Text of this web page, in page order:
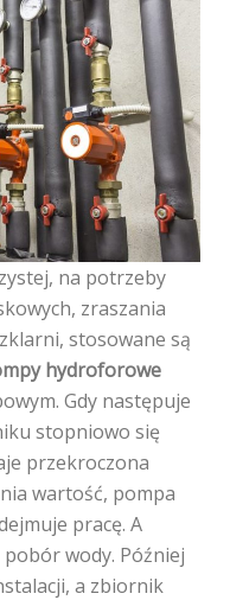
na potrzeby
zraszania
stosowane są
hydroforowe
Gdy następuje
stopniowo się
przekroczona
wartość, pompa
pracę. A
wody. Później
a zbiornik